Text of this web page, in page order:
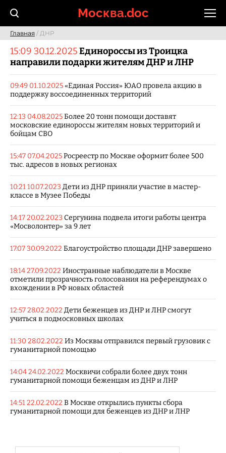
Москва.doc
Главная / ДНР
15:09 30.12.2025Единороссы из Троицка
направили подарки жителям ДНР и ЛНР
09:49 01.10.2025«Единая Россия» ЮАО провела акцию в
поддержку воссоединенных территорий
12:13 04.08.2025Более 20 тонн помощи доставят
московские единороссы жителям новых территорий и
бойцам СВО
15:47 07.04.2025Росреестр по Москве оформит более 500
тыс. адресов в новых регионах
10:21 10.07.2023 Дети из ДНР приняли участие в мастер-
классе в Музее Победы
14:17 20.02.2023 Сергунина подвела итоги работы центра
«Мосволонтер» за 9 лет
17:07 30.09.2022 Благоустройство площади ДНР завершено
18:14 27.09.2022 Иностранные наблюдатели в Москве
отметили прозрачность голосования на референдумах о
вхождении в РФ новых областей
12:57 28.02.2022 Дети беженцев из ДНР и ЛНР смогут
учиться в подмосковных школах
11:30 28.02.2022 Из Москвы отправился первый грузовик с
гуманитарной помощью
14:04 24.02.2022 Москвичи собрали более двух тонн
гуманитарной помощи беженцам из ДНР и ЛНР
14:51 22.02.2022 В Москве открылись пункты сбора
гуманитарной помощи для беженцев из ДНР и ЛНР